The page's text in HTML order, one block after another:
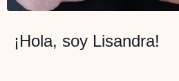
¡Hola, soy Lisandra!